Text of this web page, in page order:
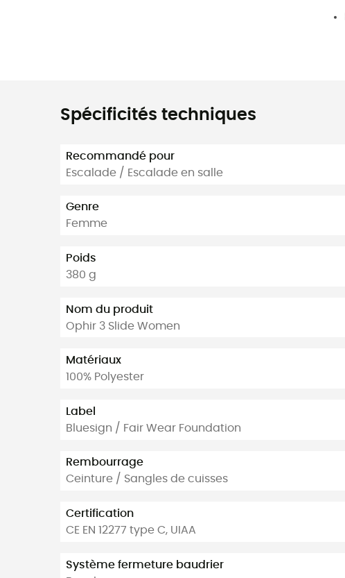
Spécificités techniques
Recommandé pour
Escalade / Escalade en salle
Genre
Femme
Poids
380 g
Nom du produit
Ophir 3 Slide Women
Matériaux
100% Polyester
Label
Bluesign / Fair Wear Foundation
Rembourrage
Ceinture / Sangles de cuisses
Certification
CE EN 12277 type C, UIAA
Système fermeture baudrier